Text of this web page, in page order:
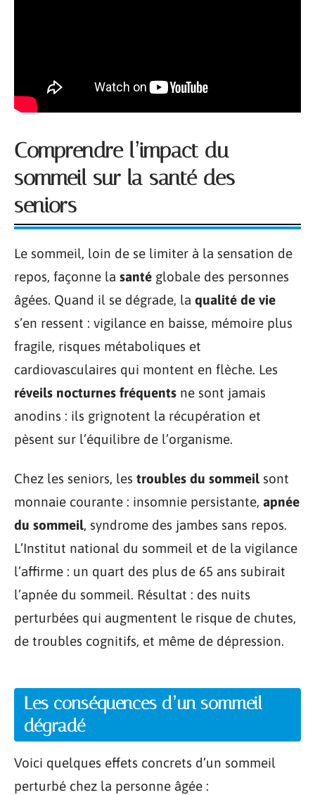
Comprendre l’impact du
sommeil sur la santé des
seniors
Le sommeil, loin de se limiter à la sensation de
repos, façonne la santé globale des personnes
âgées. Quand il se dégrade, la qualité de vie
s’en ressent : vigilance en baisse, mémoire plus
fragile, risques métaboliques et
cardiovasculaires qui montent en flèche. Les
réveils nocturnes fréquents ne sont jamais
anodins : ils grignotent la récupération et
pèsent sur l’équilibre de l’organisme.
Chez les seniors, les troubles du sommeil sont
monnaie courante : insomnie persistante, apnée
du sommeil, syndrome des jambes sans repos.
L’Institut national du sommeil et de la vigilance
l’affirme : un quart des plus de 65 ans subirait
l’apnée du sommeil. Résultat : des nuits
perturbées qui augmentent le risque de chutes,
de troubles cognitifs, et même de dépression.
Les conséquences d’un sommeil
dégradé
Voici quelques effets concrets d’un sommeil
perturbé chez la personne âgée :